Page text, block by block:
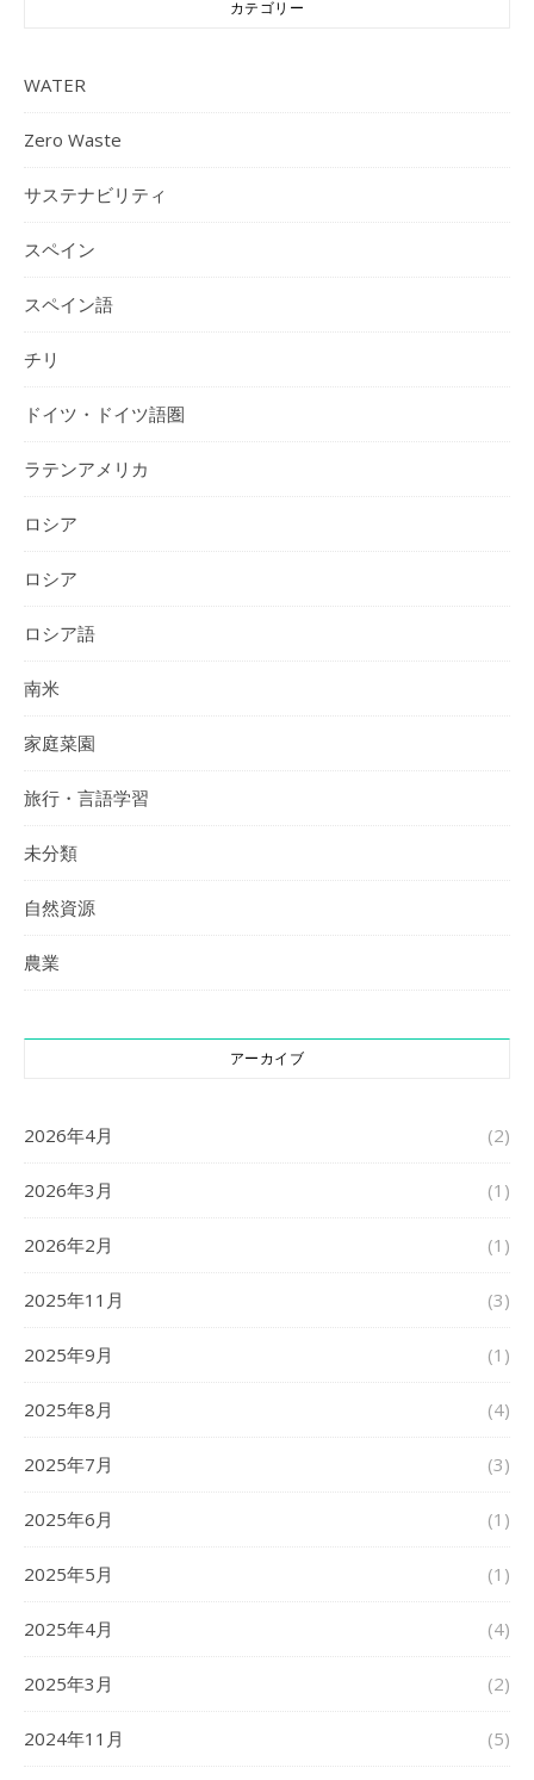
カテゴリー
WATER
Zero Waste
サステナビリティ
スペイン
スペイン語
チリ
ドイツ・ドイツ語圏
ラテンアメリカ
ロシア
ロシア
ロシア語
南米
家庭菜園
旅行・言語学習
未分類
自然資源
農業
アーカイブ
2026年4月 (2)
2026年3月 (1)
2026年2月 (1)
2025年11月 (3)
2025年9月 (1)
2025年8月 (4)
2025年7月 (3)
2025年6月 (1)
2025年5月 (1)
2025年4月 (4)
2025年3月 (2)
2024年11月 (5)